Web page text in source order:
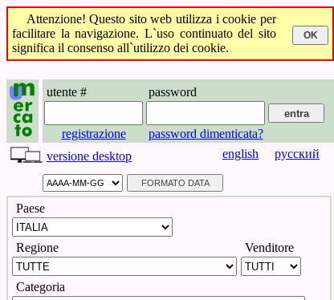
Attenzione! Questo sito web utilizza i cookie per
facilitare la navigazione. L`uso continuato del sito
significa il consenso all`utilizzo dei cookie.
utente # password
registrazione
password dimenticata?
versione desktop
english русский
Paese
Regione Venditore
Categoria